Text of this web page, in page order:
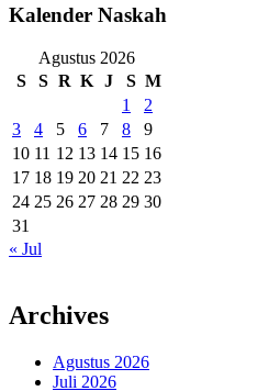
Kalender Naskah
Agustus 2026
S
S R K J S M
1
2
3
4 5 6 7 8
9
10 11 12 13 14 15 16
17 18 19 20 21 22 23
24 25 26 27 28 29 30
31
« Jul
Archives
Agustus 2026
Juli 2026